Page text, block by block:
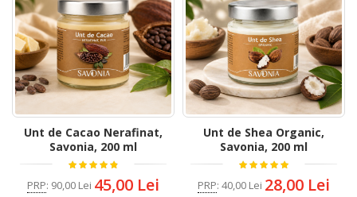
Unt de Cacao Nerafinat,
Savonia, 200 ml
PRP: 90,00 Lei 45,00 Lei
Unt de Shea Organic,
Savonia, 200 ml
PRP: 40,00 Lei 28,00 Lei